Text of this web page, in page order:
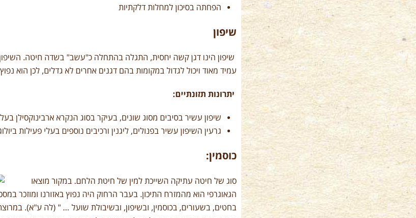
הפחתה בסיכון למחלות דלקתיות
שיפון
שיפון הינו דגן קשה יחסית, התגלה בהתחלה כ"עשב" בשדה חיטה. השיפון
עמיד מאוד ויכול לגדול במקומות בהם דגנים אחרים לא גדלים, לכן הוא
יתרונות תזונתיים:
שיפון עשיר בסיבים מסוג שונים, בעיקר בסוג הנקרא ארבינוקסילן
גרעין השיפון עשיר בפנולים, ליגנין ורכיבים נוספים בעלי פעילות
כוסמין:
סוג של חיטה עתיקה השייכת למין של חיטת הלחם. במקור מוצאו
הגאוגרפי הוא מהמזרח התיכון. בעבר הרחוק היה נפוץ באזורנו ומוזכר
בחטים, בשעורים, בכוסמין, ובשיפון, ובשיבולת שועל … " (לה ע"א).